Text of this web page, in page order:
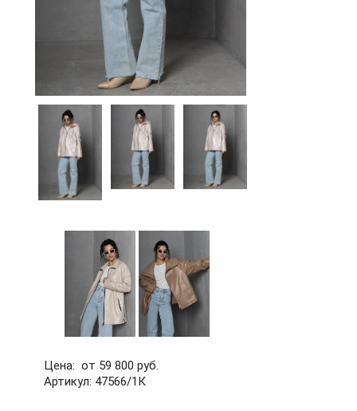
Цена: от 59 800 руб.
Артикул: 47566/1К